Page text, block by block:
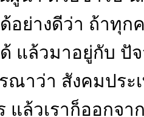
อย่างดีว่า ถ้าทุ
ด้ แล้วมาอยู่กับ
ณาว่า สังคมปร
แล้วเราก็ออกจ